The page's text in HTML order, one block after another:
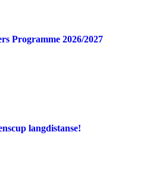
Programme 2026/2027
langdistanse!